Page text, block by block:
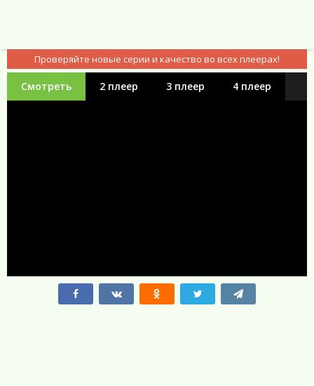
Проверяйте новые серии и качество во всех плеерах!
Смотреть 2 плеер 3 плеер 4 плеер